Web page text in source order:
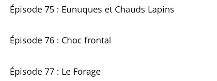
Épisode 75 : Eunuques et Chauds Lapins
Épisode 76 : Choc frontal
Épisode 77 : Le Forage